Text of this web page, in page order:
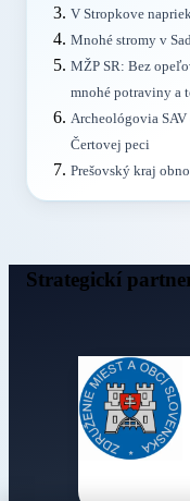
V Stropkove
Mnohé stromy v
MŽP SR: Bez
mnohé potraviny a
Archeológovia
Čertovej peci
Prešovský kraj
Strategickí